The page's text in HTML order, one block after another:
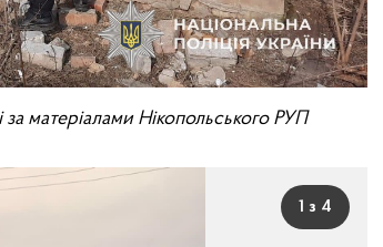
за матеріалами Нікопольського РУП
1 з 4